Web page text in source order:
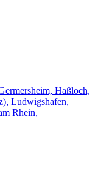
Haßloch,
Ludwigshafen,
Rhein,